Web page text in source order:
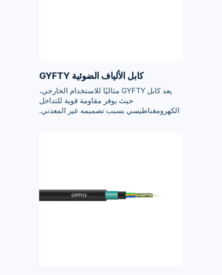
كابل الألياف الضوئية GYFTY
يعد كابل GYFTY مثاليًا للاستخدام الخارجي،
حيث يوفر مقاومة قوية للتداخل
الكهرومغناطيسي بسبب تصميمه غير المعدني.